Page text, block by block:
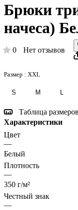
Брюки
начеса)
0 Нет отзывов
Размер : XXL
S M
Таблица размеров
Характеристики
Цвет
—
Белый
Плотность
—
350 г/м²
Честный знак
—